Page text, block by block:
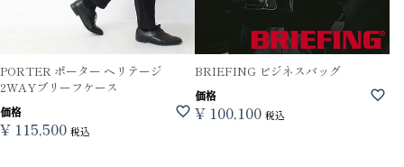
PORTER ポーター ヘリテージ
2WAYブリーフケース
価格
¥ 115,500 税込
BRIEFING ビジネスバッグ
価格
¥ 100,100 税込